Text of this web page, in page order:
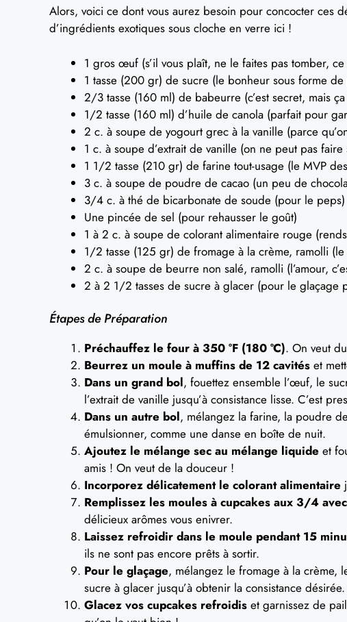
Alors, voici ce dont vous aurez besoin pour concocter ces
d’ingrédients exotiques sous cloche en verre ici !
1 gros œuf (s’il vous plaît, ne le faites pas tomber, ce
1 tasse (200 gr) de sucre (le bonheur sous forme de
2/3 tasse (160 ml) de babeurre (c’est secret, mais
1/2 tasse (160 ml) d’huile de canola (parfait pour
2 c. à soupe de yogourt grec à la vanille (parce
1 c. à soupe d’extrait de vanille (on ne peut pas faire
1 1/2 tasse (210 gr) de farine tout-usage (le MVP
3 c. à soupe de poudre de cacao (un peu de
3/4 c. à thé de bicarbonate de soude (pour le peps)
Une pincée de sel (pour rehausser le goût)
1 à 2 c. à soupe de colorant alimentaire rouge
1/2 tasse (125 gr) de fromage à la crème, ramolli
2 c. à soupe de beurre non salé, ramolli (l’amour,
2 à 2 1/2 tasses de sucre à glacer (pour le glaçage
Étapes de Préparation
Préchauffez le four à 350 °F (180 °C). On veut
Beurrez un moule à muffins de 12 cavités et
Dans un grand bol, fouettez ensemble l’œuf, le
l’extrait de vanille jusqu’à consistance lisse. C’est
Dans un autre bol, mélangez la farine, la poudre
émulsionner, comme une danse en boîte de nuit.
Ajoutez le mélange sec au mélange liquide et
amis ! On veut de la douceur !
Incorporez délicatement le colorant alimentaire
Remplissez les moules à cupcakes aux 3/4
délicieux arômes vous enivrer.
Laissez refroidir dans le moule pendant 15
ils ne sont pas encore prêts à sortir.
Pour le glaçage, mélangez le fromage à la crème,
sucre à glacer jusqu’à obtenir la consistance
Glacez vos cupcakes refroidis et garnissez de